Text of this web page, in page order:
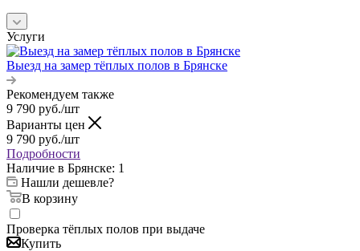
Услуги
Выезд на замер тёплых полов в Брянске
Рекомендуем также
9 790 руб./шт
Варианты цен
9 790 руб./шт
Подробности
Наличие в Брянске: 1
Нашли дешевле?
В корзину
Проверка тёплых полов при выдаче
Купить